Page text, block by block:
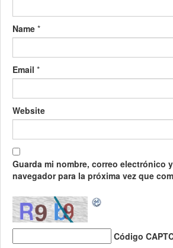
Name *
Email *
Website
Guarda mi nombre, correo electrónico
navegador para la próxima vez que
Código